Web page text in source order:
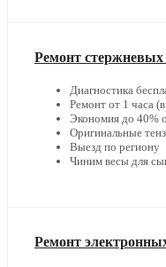
Ремонт стержневых
Диагностика
Ремонт от 1 часа
Экономия до 40%
Оригинальные
Выезд по региону
Чиним весы для
Ремонт